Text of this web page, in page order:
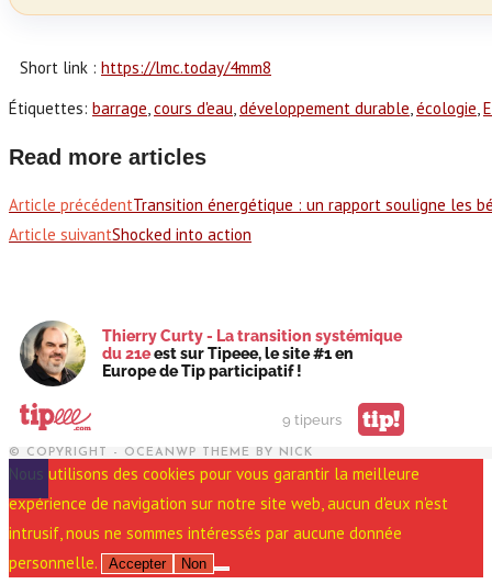
Short link : https://lmc.today/4mm8
Étiquettes: barrage, cours d'eau, développement durable, écologie,
Read more articles
Article précédentTransition énergétique : un rapport souligne les
Article suivantShocked into action
Thierry Curty - La transition systémique
du 21eest sur Tipeee, le site #1 en
Europe de Tip participatif !
9 tipeurs tip!
© COPYRIGHT - OCEANWP THEME BY NICK
Nous utilisons des cookies pour vous garantir la meilleure
expérience de navigation sur notre site web, aucun d'eux n'est
intrusif, nous ne sommes intéressés par aucune donnée
personnelle.
Accepter Non